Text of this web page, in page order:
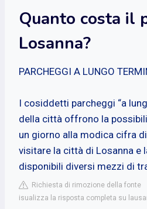
Quanto costa il
Losanna?
PARCHEGGI A LUNGO
I cosiddetti parcheggi “a
della città offrono la
un giorno alla modica cifra
visitare la città di Losanna e
disponibili diversi mezzi di
Richiesta di rimozione della fonte
isualizza la risposta completa su